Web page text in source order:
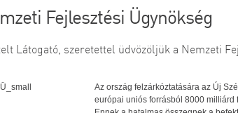
Fejlesztési Ügynökség
Látogató, szeretettel üdvözöljük a Nemzeti
Az ország felzárkóztatására az Új
európai uniós forrásból 8000